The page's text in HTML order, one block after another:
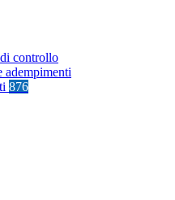
controllo
adempimenti
876